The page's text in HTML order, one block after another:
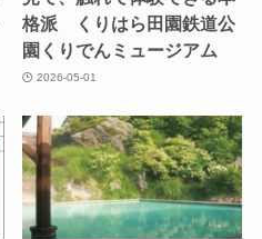
格派 くりはら田園鉄道公
園くりでんミュージアム
2026-05-01